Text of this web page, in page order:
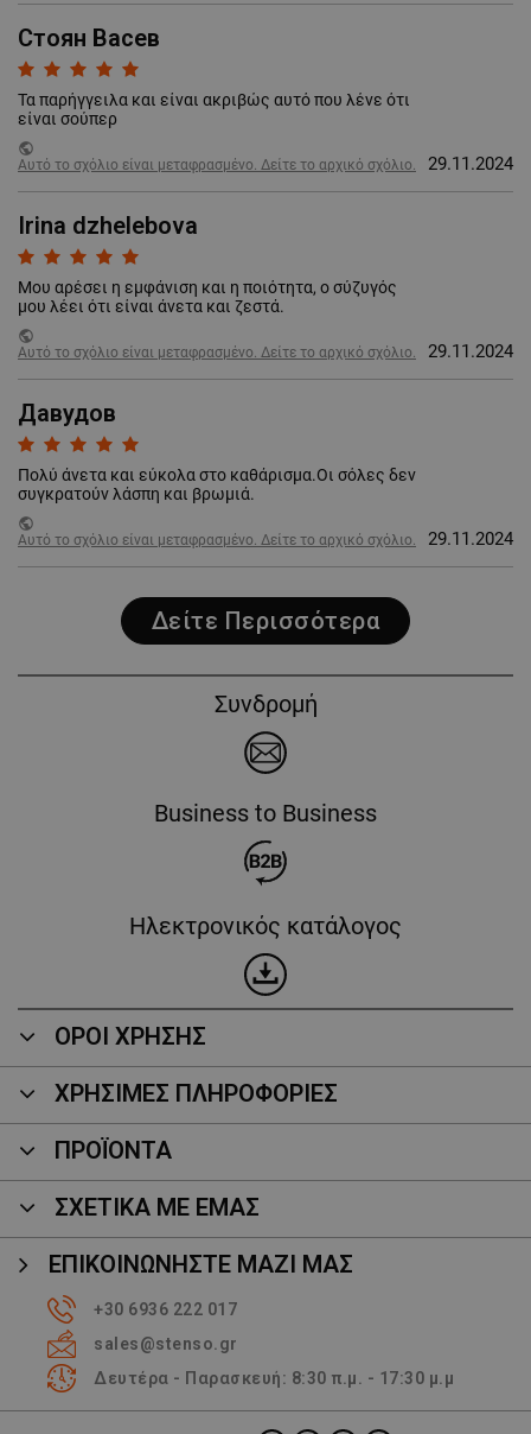
Стоян Васев
Τα παρήγγειλα και είναι ακριβώς αυτό που λένε ότι
είναι σούπερ
public
Αυτό το σχόλιο είναι μεταφρασμένο. Δείτε το αρχικό σχόλιο.
29.11.2024
Irina dzhelebova
Μου αρέσει η εμφάνιση και η ποιότητα, ο σύζυγός
μου λέει ότι είναι άνετα και ζεστά.
public
Αυτό το σχόλιο είναι μεταφρασμένο. Δείτε το αρχικό σχόλιο.
29.11.2024
Давудов
Πολύ άνετα και εύκολα στο καθάρισμα.Οι σόλες δεν
συγκρατούν λάσπη και βρωμιά.
public
Αυτό το σχόλιο είναι μεταφρασμένο. Δείτε το αρχικό σχόλιο.
29.11.2024
Δείτε Περισσότερα
Συνδρομή
Business to Business
Ηλεκτρονικός κατάλογος
ΟΡΟΙ ΧΡΗΣΗΣ
ΧΡΗΣΙΜΕΣ ΠΛΗΡΟΦΟΡΙΕΣ
ΠΡΟΪΌΝΤΑ
ΣΧΕΤΙΚΑ ΜΕ ΕΜΑΣ
ΕΠΙΚΟΙΝΩΝΉΣΤΕ ΜΑΖΊ ΜΑΣ
+30 6936 222 017
sales@stenso.gr
Δευτέρα - Παρασκευή: 8:30 π.μ. - 17:30 μ.μ